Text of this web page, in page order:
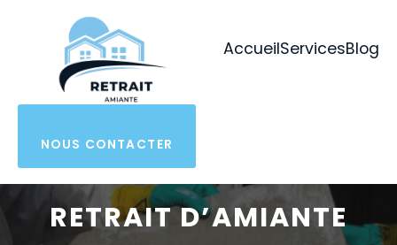
AccueilServicesBlog
NOUS CONTACTER
RETRAIT D’AMIANTE